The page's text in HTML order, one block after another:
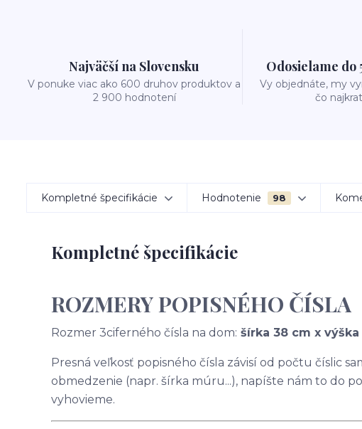
Najväčší na Slovensku
V ponuke viac ako 600 druhov produktov a
2 900 hodnotení
Odosielame do
Vy objednáte, my
čo
Kompletné špecifikácie Hodnotenie 98
Kompletné špecifikácie
ROZMERY POPISNÉHO ČÍSLA
Rozmer 3ciferného čísla na dom: šírka 38 cm x výška
Presná veľkosť popisného čísla závisí od počtu číslic
obmedzenie (napr. šírka múru...), napíšte nám to do
vyhovieme.